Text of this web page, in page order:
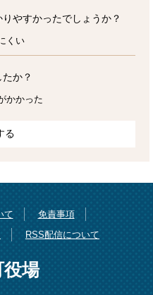
やすかったでしょうか？
くい
か？
かかった
て
免責事項
RSS配信について
場